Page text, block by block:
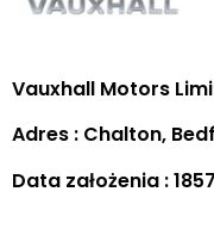
Vauxhall Motors
Adres : Chalton,
Data założenia : 1857